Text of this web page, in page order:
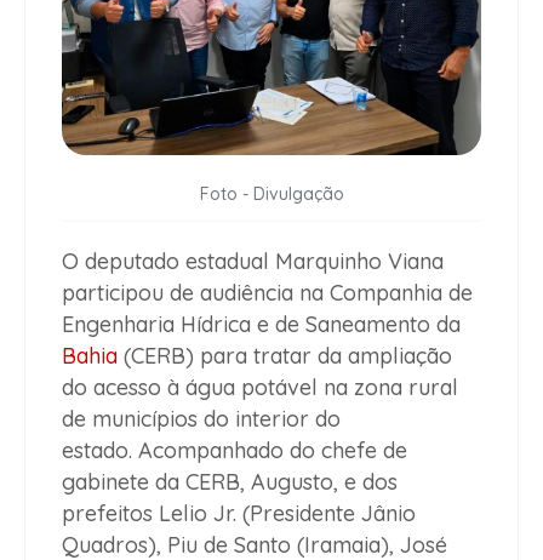
Foto - Divulgação
O deputado estadual Marquinho Viana
participou de audiência na Companhia de
Engenharia Hídrica e de Saneamento da
Bahia (CERB) para tratar da ampliação
do acesso à água potável na zona rural
de municípios do interior do
estado. Acompanhado do chefe de
gabinete da CERB, Augusto, e dos
prefeitos Lelio Jr. (Presidente Jânio
Quadros), Piu de Santo (Iramaia), José